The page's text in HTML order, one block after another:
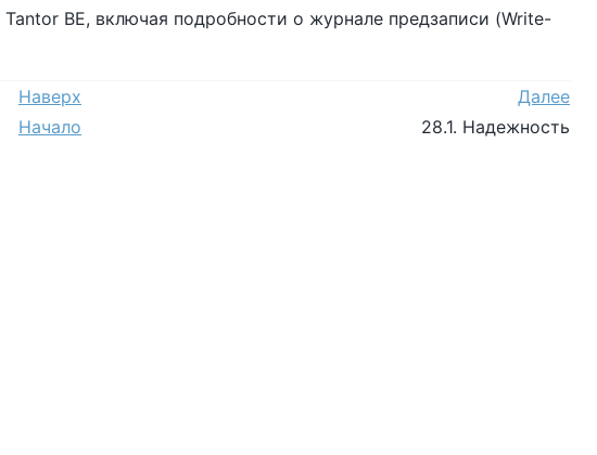
Tantor BE, включая подробности о журнале предзаписи (Write-
Наверх
Далее
Начало 28.1. Надежность